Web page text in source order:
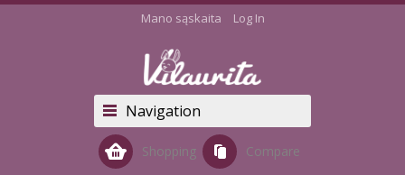
Mano sąskaita Log In
Navigation
Shopping
Compare